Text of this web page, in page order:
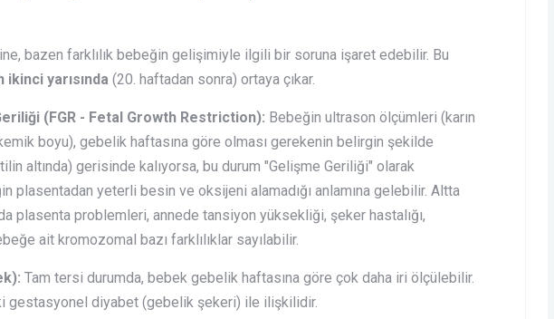
bazen farklılık bebeğin gelişimiyle ilgili bir soruna işaret edebilir. Bu
ikinci yarısında (20. haftadan sonra) ortaya çıkar.
(FGR - Fetal Growth Restriction): Bebeğin ultrason ölçümleri (karın
boyu), gebelik haftasına göre olması gerekenin belirgin şekilde
altında) gerisinde kalıyorsa, bu durum "Gelişme Geriliği" olarak
plasentadan yeterli besin ve oksijeni alamadığı anlamına gelebilir. Altta
plasenta problemleri, annede tansiyon yüksekliği, şeker hastalığı,
ait kromozomal bazı farklılıklar sayılabilir.
Tam tersi durumda, bebek gebelik haftasına göre çok daha iri ölçülebilir.
gestasyonel diyabet (gebelik şekeri) ile ilişkilidir.